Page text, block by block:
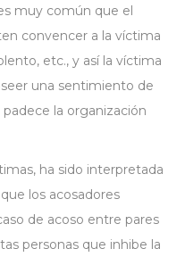
muy común que el
convencer a la víctima
etc., y así la víctima
una sentimiento de
la organización
ha sido interpretada
los acosadores
de acoso entre pares
personas que inhibe la